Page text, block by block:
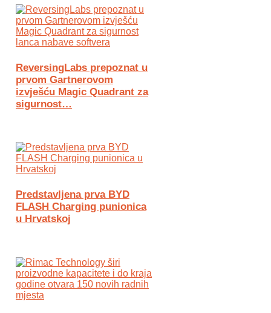
ReversingLabs prepoznat u
prvom Gartnerovom
izvješću Magic Quadrant za
sigurnost…
Predstavljena prva BYD
FLASH Charging punionica
u Hrvatskoj